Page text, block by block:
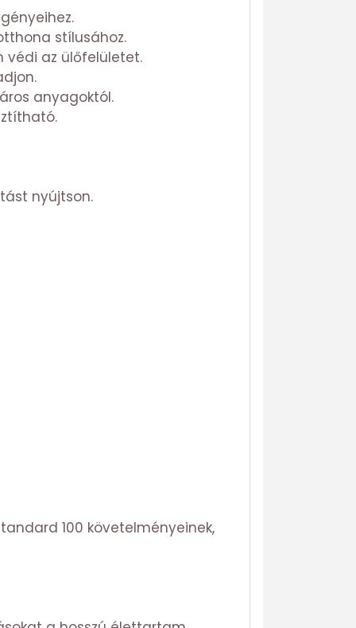
stílusához.
védi az ülőfelületet.
anyagoktól.
nyújtson.
100 követelményeinek,